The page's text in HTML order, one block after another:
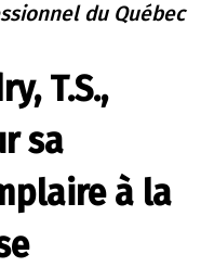
du Québec
T.S.,
sa
à la